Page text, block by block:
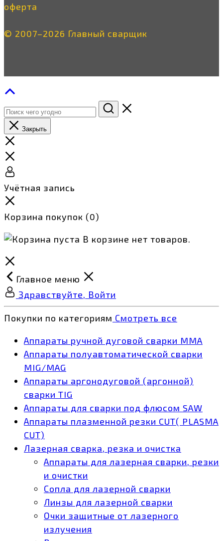
оферта
© 2007–2026 Главный сварщик
Закрыть
Учётная запись
Корзина покупок (0)
В корзине нет товаров.
Главное меню
Здравствуйте, Войти
Покупки по категориям Смотреть все
Аппараты ручной дуговой сварки MMA
Аппараты полуавтоматической сварки
MIG/MAG
Аппараты аргонодуговой (аргонной)
сварки TIG
Аппараты для сварки под флюсом SAW
Аппараты плазменной резки CUT( PLASMA
CUT)
Лазерная сварка, резка и очистка
Аппараты для лазерная сварки, резки
и очистки
Сопла для лазерной сварки
Линзы для лазерной сварки
Очки защитные от лазерного
излучения